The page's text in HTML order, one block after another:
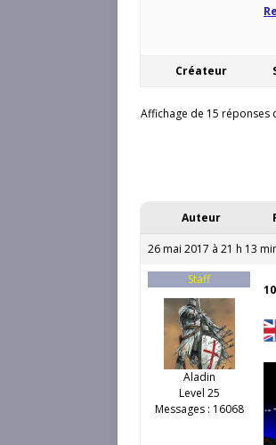
Créateur
Affichage de 15 réponses
Auteur
26 mai 2017 à 21 h 13
Staff
Aladin
Level 25
Messages : 16068